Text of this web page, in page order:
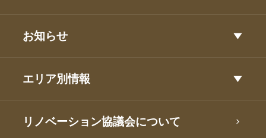
お知らせ
エリア別情報
リノベーション協議会について